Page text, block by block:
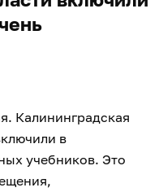
Калининградская
в
учебников. Это